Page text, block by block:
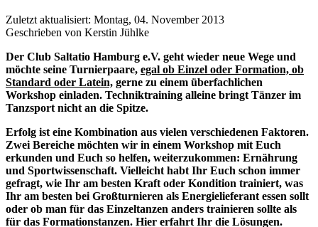
Zuletzt aktualisiert: Montag, 04. November 2013
Geschrieben von Kerstin Jühlke
Der Club Saltatio Hamburg e.V. geht wieder neue Wege und
möchte seine Turnierpaare, egal ob Einzel oder Formation, ob
Standard oder Latein, gerne zu einem überfachlichen
Workshop einladen. Techniktraining alleine bringt Tänzer im
Tanzsport nicht an die Spitze.
Erfolg ist eine Kombination aus vielen verschiedenen Faktoren.
Zwei Bereiche möchten wir in einem Workshop mit Euch
erkunden und Euch so helfen, weiterzukommen: Ernährung
und Sportwissenschaft. Vielleicht habt Ihr Euch schon immer
gefragt, wie Ihr am besten Kraft oder Kondition trainiert, was
Ihr am besten bei Großturnieren als Energielieferant essen sollt
oder ob man für das Einzeltanzen anders trainieren sollte als
für das Formationstanzen. Hier erfahrt Ihr die Lösungen.